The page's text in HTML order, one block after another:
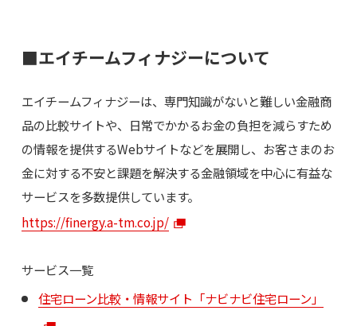
■エイチームフィナジーについて
エイチームフィナジーは、専門知識がないと難しい金融商
品の比較サイトや、日常でかかるお金の負担を減らすため
の情報を提供するWebサイトなどを展開し、お客さまのお
金に対する不安と課題を解決する金融領域を中心に有益な
サービスを多数提供しています。
https://finergy.a-tm.co.jp/
サービス一覧
住宅ローン比較・情報サイト「ナビナビ住宅ローン」